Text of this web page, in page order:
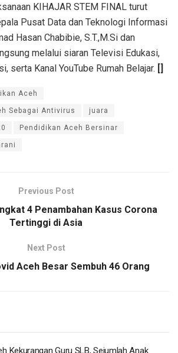
KIHAJAR STEM FINAL turut
Pusat Data dan Teknologi Informasi
Hasan Chabibie, S.T.,M.Si dan
melalui siaran Televisi Edukasi,
serta Kanal YouTube Rumah Belajar. []
Aceh
Sebagai Antivirus juara
Pendidikan Aceh Bersinar
Previous Post
4 Penambahan Kasus Corona
Tertinggi di Asia
Next Post
Aceh Besar Sembuh 46 Orang
Kekurangan Guru SLB, Sejumlah Anak